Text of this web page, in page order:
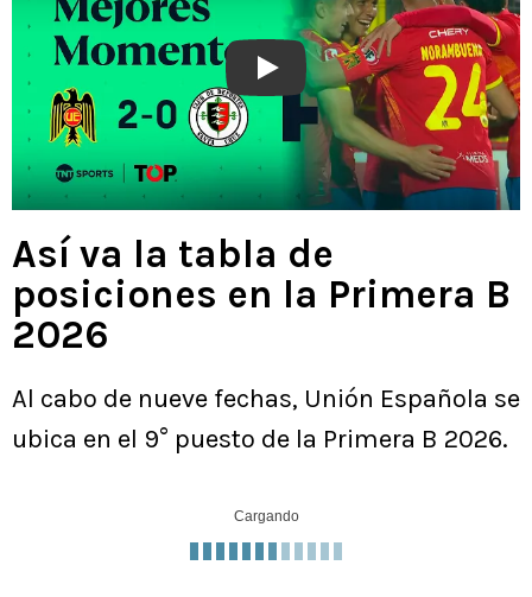
Play
Así va la tabla de
posiciones en la Primera B
2026
Al cabo de nueve fechas, Unión Española se
ubica en el 9° puesto de la Primera B 2026.
Cargando